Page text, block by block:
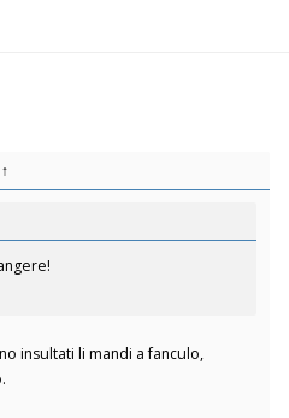
↑
insultati li mandi a fanculo,